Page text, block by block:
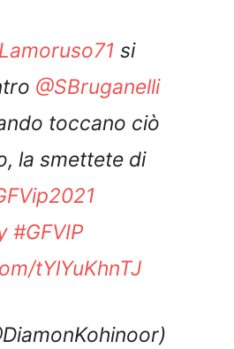
si
@SBruganelli
toccano ciò
la smettete di
#GFVIP
tYlYuKhnTJ